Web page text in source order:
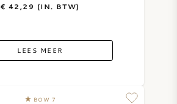
€ 42,29 (IN. BTW)
LEES MEER
BOW 7